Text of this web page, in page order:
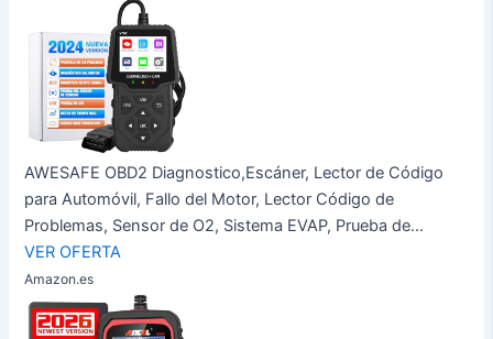
AWESAFE OBD2 Diagnostico,Escáner, Lector de Código
para Automóvil, Fallo del Motor, Lector Código de
Problemas, Sensor de O2, Sistema EVAP, Prueba de...
VER OFERTA
Amazon.es